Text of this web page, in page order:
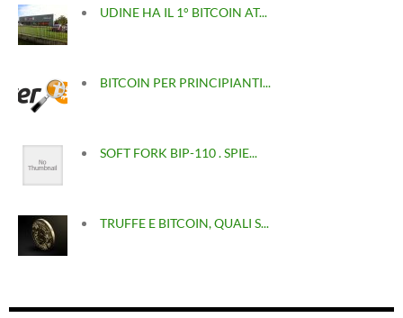
UDINE HA IL 1° BITCOIN AT...
BITCOIN PER PRINCIPIANTI...
SOFT FORK BIP-110 . SPIE...
TRUFFE E BITCOIN, QUALI S...